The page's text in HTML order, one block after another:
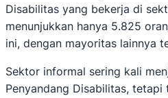
Disabilitas yang bekerja di
menunjukkan hanya 5.825
ini, dengan mayoritas lainnya
Sektor informal sering kali
Penyandang Disabilitas, tetapi